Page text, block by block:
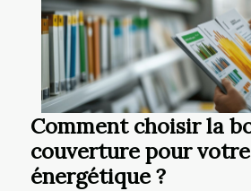
Comment choisir la
couverture pour
énergétique ?